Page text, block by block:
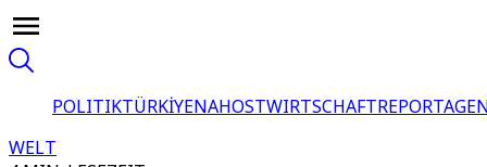
POLITIKTÜRKİYENAHOSTWIRTSCHAFT
WELT